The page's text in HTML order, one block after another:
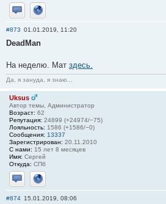
Отправить личное сообщение
Сайт
#873 01.01.2019, 11:20
DeadMan
На неделю. Мат здесь.
Да, я зануда, я знаю...
Uksus
Автор темы, Администратор
Возраст: 62
Репутация: 24899 (+24974/−75)
Лояльность: 1586 (+1586/−0)
Сообщения: 13337
Зарегистрирован: 20.11.2010
С нами: 15 лет 8 месяцев
Имя: Сергей
Откуда: СПб
Отправить личное сообщение
Сайт
#874 15.01.2019, 08:06